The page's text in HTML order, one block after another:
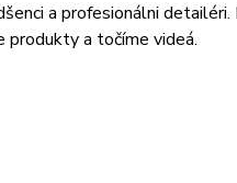
a profesionálni
produkty a točíme videá.